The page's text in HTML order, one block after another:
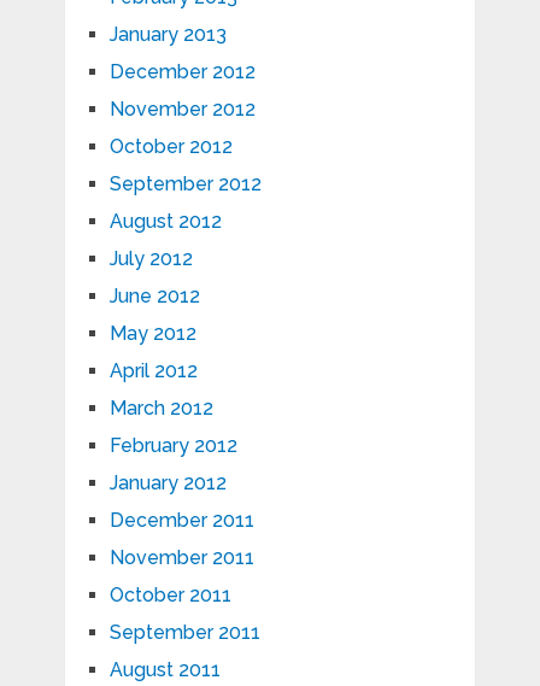
January 2013
December 2012
November 2012
October 2012
September 2012
August 2012
July 2012
June 2012
May 2012
April 2012
March 2012
February 2012
January 2012
December 2011
November 2011
October 2011
September 2011
August 2011